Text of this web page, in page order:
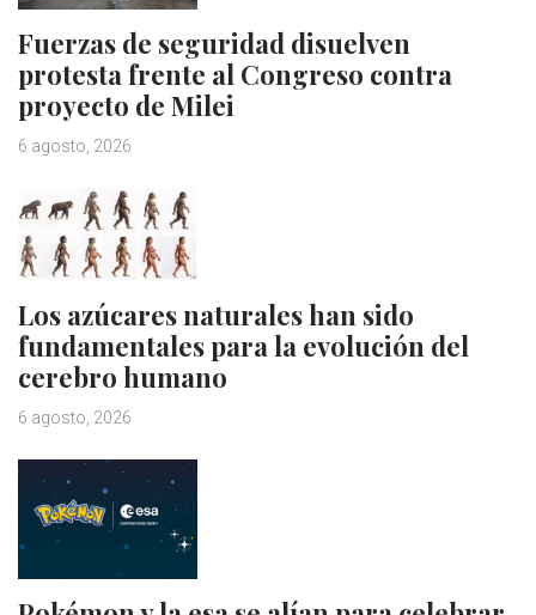
Fuerzas de seguridad disuelven
protesta frente al Congreso contra
proyecto de Milei
6 agosto, 2026
Los azúcares naturales han sido
fundamentales para la evolución del
cerebro humano
6 agosto, 2026